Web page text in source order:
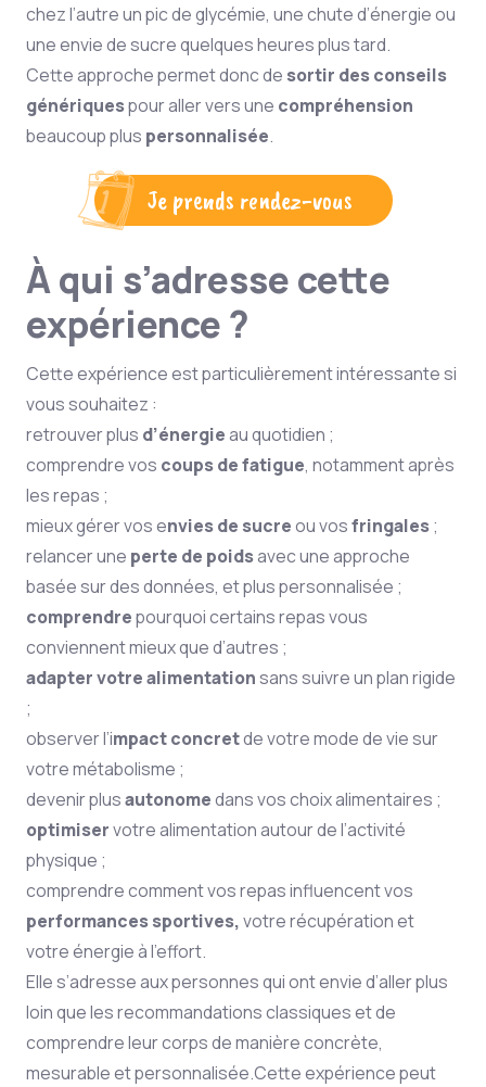
chez l’autre un pic de glycémie, une chute d’énergie ou
une envie de sucre quelques heures plus tard.
Cette approche permet donc de sortir des conseils
génériquespour aller vers une compréhension
beaucoup plus personnalisée.
Je prends rendez-vous
À qui s’adresse cette
expérience ?
Cette expérience est particulièrement intéressante si
vous souhaitez :
retrouver plus d’énergieau quotidien ;
comprendre vos coups de fatigue, notamment après
les repas ;
mieux gérer vos envies de sucreou vosfringales;
relancer une perte de poidsavec une approche
basée sur des données, et plus personnalisée ;
comprendrepourquoi certains repas vous
conviennent mieux que d’autres ;
adapter votre alimentationsans suivre un plan rigide
;
observer l’impact concretde votre mode de vie sur
votre métabolisme ;
devenir plusautonomedans vos choix alimentaires ;
optimiservotre alimentation autour de l’activité
physique ;
comprendre comment vos repas influencent vos
performances sportives,votre récupération et
votre énergie à l’effort.
Elle s’adresse aux personnes qui ont envie d’aller plus
loin que les recommandations classiques et de
comprendre leur corps de manière concrète,
mesurable et personnalisée.Cette expérience peut